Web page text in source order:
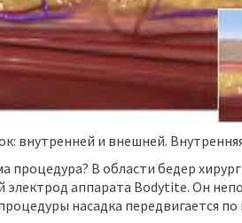
внутренней и внешней.
процедура? В области бедер
электрод аппарата Bodytite. Он
насадка передвигается